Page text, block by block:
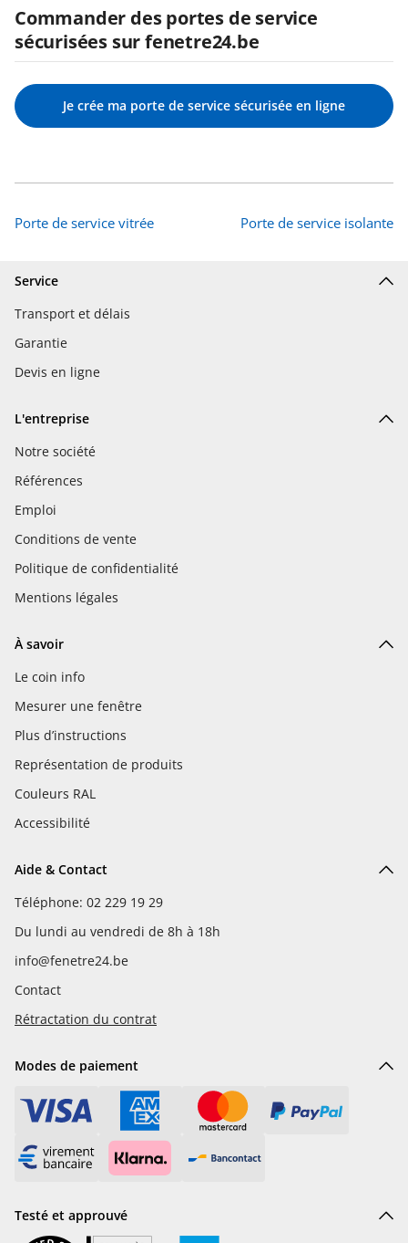
Commander des portes de service
sécurisées sur fenetre24.be
Je crée ma porte de service sécurisée en ligne
Porte de service vitrée Porte de service isolante
Service
Transport et délais
Garantie
Devis en ligne
L'entreprise
Notre société
Références
Emploi
Conditions de vente
Politique de confidentialité
Mentions légales
À savoir
Le coin info
Mesurer une fenêtre
Plus d’instructions
Représentation de produits
Couleurs RAL
Accessibilité
Aide & Contact
Téléphone: 02 229 19 29
Du lundi au vendredi de 8h à 18h
info@fenetre24.be
Contact
Rétractation du contrat
Modes de paiement
Testé et approuvé